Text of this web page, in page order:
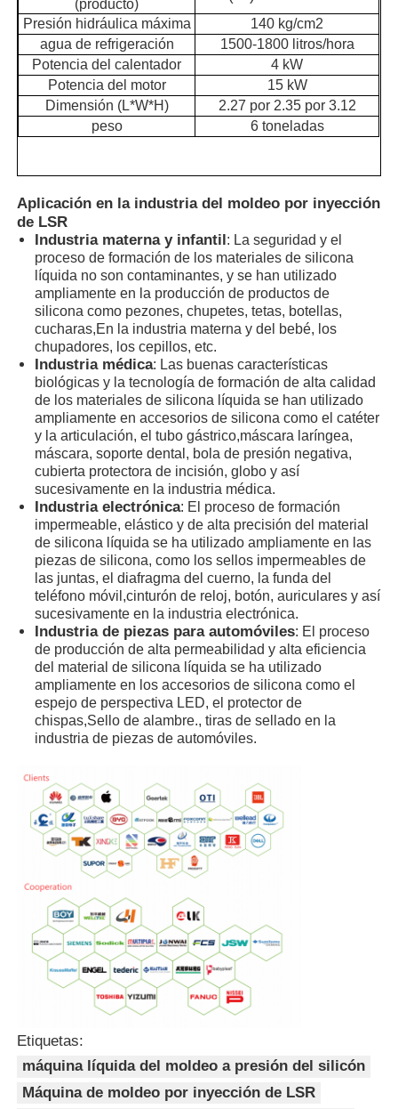
Máquina de moldeo por inyección de silicona
Sistema de dosificación de la LSR
Accesorios para máquinas de moldeo por inyección
Moldeado por inyección de caucho de silicona líquida
moldeado líquido del silicón
Moldeado por inyección de caucho de silicona
(producto)
Presión hidráulica máxima
140 kg/cm2
agua de refrigeración
1500-1800 litros/hora
Potencia del calentador
4 kW
Potencia del motor
15 kW
Dimensión (L*W*H)
2.27 por 2.35 por 3.12
peso
6 toneladas
Aplicación en la industria del moldeo por inyección
de LSR
Industria materna y infantil: La seguridad y el
proceso de formación de los materiales de silicona
líquida no son contaminantes, y se han utilizado
ampliamente en la producción de productos de
silicona como pezones, chupetes, tetas, botellas,
cucharas,En la industria materna y del bebé, los
chupadores, los cepillos, etc.
Industria médica: Las buenas características
biológicas y la tecnología de formación de alta calidad
de los materiales de silicona líquida se han utilizado
ampliamente en accesorios de silicona como el catéter
y la articulación, el tubo gástrico,máscara laríngea,
máscara, soporte dental, bola de presión negativa,
cubierta protectora de incisión, globo y así
sucesivamente en la industria médica.
Industria electrónica: El proceso de formación
impermeable, elástico y de alta precisión del material
de silicona líquida se ha utilizado ampliamente en las
piezas de silicona, como los sellos impermeables de
las juntas, el diafragma del cuerno, la funda del
teléfono móvil,cinturón de reloj, botón, auriculares y así
sucesivamente en la industria electrónica.
Industria de piezas para automóviles: El proceso
de producción de alta permeabilidad y alta eficiencia
del material de silicona líquida se ha utilizado
ampliamente en los accesorios de silicona como el
espejo de perspectiva LED, el protector de
chispas,Sello de alambre., tiras de sellado en la
industria de piezas de automóviles.
Etiquetas:
máquina líquida del moldeo a presión del silicón
Máquina de moldeo por inyección de LSR